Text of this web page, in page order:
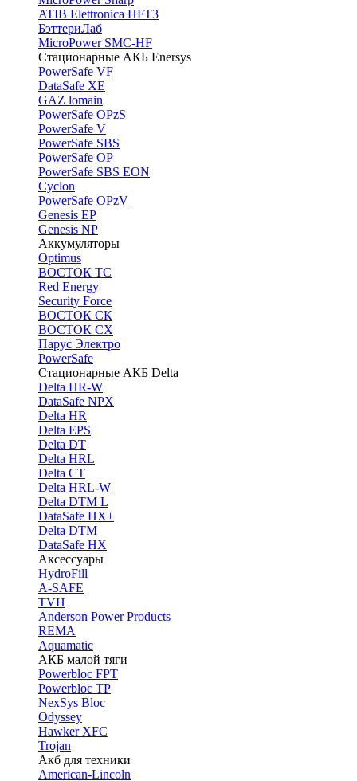
ATIB Elettronica HFT3
БэттериЛаб
MicroPower SMC-HF
Стационарные АКБ Enersys
PowerSafe VF
DataSafe XE
GAZ lomain
PowerSafe OPzS
PowerSafe V
PоwerSafe SBS
PowerSafe OP
PоwerSafe SBS EON
Cyclon
PowerSafe OPzV
Genesis EP
Genesis NP
Аккумуляторы
Optimus
ВОСТОК ТС
Red Energy
Security Force
ВОСТОК СК
ВОСТОК СХ
Парус Электро
PowerSafe
Стационарные АКБ Delta
Delta HR-W
DataSafe NPX
Delta HR
Delta EPS
Delta DT
Delta HRL
Delta CT
Delta HRL-W
Delta DTM L
DataSafe HX+
Delta DTM
DataSafe HX
Аксессуары
HydroFill
A-SAFE
TVH
Anderson Power Products
REMA
Aquamatic
АКБ малой тяги
Powerbloc FPT
Powerbloc TP
NexSys Bloc
Odyssey
Hawker XFC
Trojan
Акб для техники
American-Lincoln